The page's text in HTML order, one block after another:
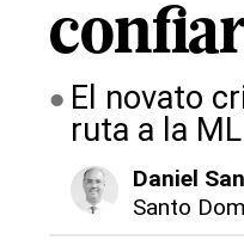
El novato
ruta a la
Daniel
Santo